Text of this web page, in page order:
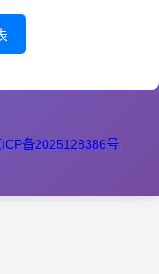
ICP备2025128386号